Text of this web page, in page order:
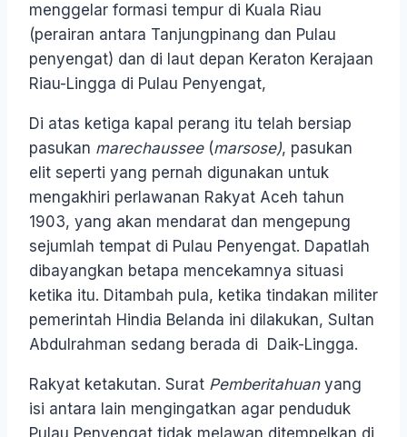
menggelar formasi tempur di Kuala Riau
(perairan antara Tanjungpinang dan Pulau
penyengat) dan di laut depan Keraton Kerajaan
Riau-Lingga di Pulau Penyengat,
Di atas ketiga kapal perang itu telah bersiap
pasukan marechaussee(marsose), pasukan
elit seperti yang pernah digunakan untuk
mengakhiri perlawanan Rakyat Aceh tahun
1903, yang akan mendarat dan mengepung
sejumlah tempat di Pulau Penyengat. Dapatlah
dibayangkan betapa mencekamnya situasi
ketika itu. Ditambah pula, ketika tindakan militer
pemerintah Hindia Belanda ini dilakukan, Sultan
Abdulrahman sedang berada di Daik-Lingga.
Rakyat ketakutan. Surat Pemberitahuanyang
isi antara lain mengingatkan agar penduduk